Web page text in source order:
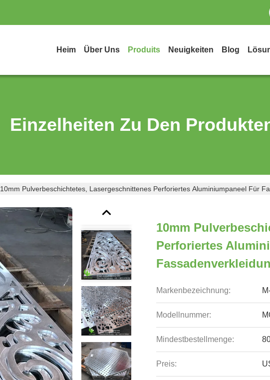
Heim Über Uns Produits Neuigkeiten Blog
Einzelheiten Zu Den
10mm Pulverbeschichtetes, Lasergeschnittenes Perforiertes Aluminiumpaneel Für
10mm
Perforiertes
Markenbezeichnung:
Modellnummer:
Mindestbestellmenge:
Preis: